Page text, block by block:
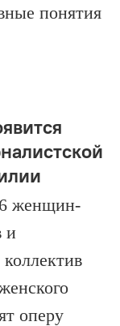
понятия
женщин-
и
оперу